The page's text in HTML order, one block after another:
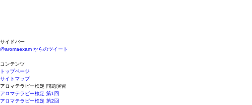
サイドバー
@aromaexam からのツイート
コンテンツ
トップページ
サイトマップ
アロマテラピー検定 問題演習
アロマテラピー検定 第1回
アロマテラピー検定 第2回